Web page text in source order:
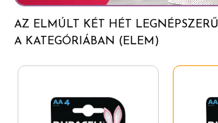
AZ ELMÚLT KÉT HÉT
A KATEGÓRIÁBAN (ELEM)